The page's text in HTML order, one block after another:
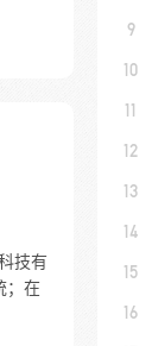
技有
；在
9
10
11
12
13
14
15
16